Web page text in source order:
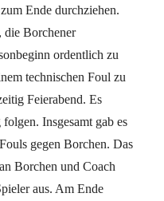
Ende durchziehen.
die Borchener
ordentlich zu
technischen Foul zu
Feierabend. Es
Insgesamt gab es
gegen Borchen. Das
Borchen und Coach
aus. Am Ende